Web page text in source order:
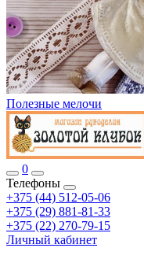
Полезные мелочи
0
Телефоны
+375 (44) 512-05-06
+375 (29) 881-81-33
+375 (22) 270-79-15
Личный кабинет